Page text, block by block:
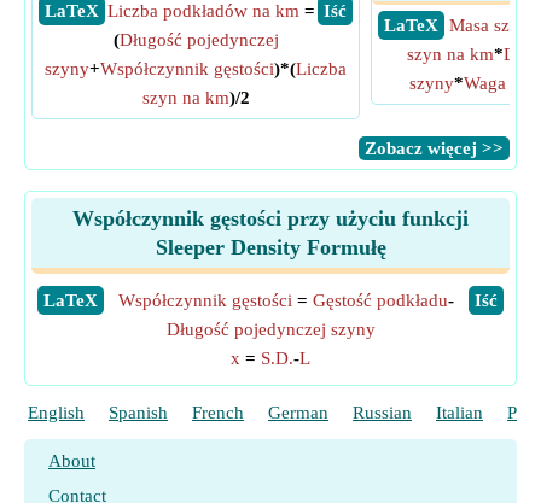
​ LaTeX
​ Iść
Liczba podkładów na km =
(Długość pojedynczej
szyny+Współczynnik gęstości)*(Liczba
szyn na km)/2
​ LaTeX
Masa szyn
szyn na km*
szyny*Waga
​Zobacz więcej >>
Współczynnik gęstości przy użyciu funkcji
Sleeper Density Formułę
​LaTeX ​Iść
Współczynnik gęstości = Gęstość podkładu-
Długość pojedynczej szyny
x = S.D.-L
English Spanish French German Russian Italian
About
Contact